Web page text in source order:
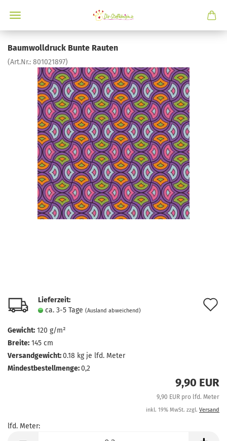
Baumwolldruck Bunte Rauten
(Art.Nr.: 801021897)
Lieferzeit:
ca. 3-5 Tage (Ausland abweichend)
Gewicht: 120 g/m²
Breite: 145 cm
Versandgewicht:0.18 kg je lfd. Meter
Mindestbestellmenge:0,2
9,90 EUR
9,90 EUR pro lfd. Meter
inkl. 19% MwSt. zzgl. Versand
lfd. Meter: